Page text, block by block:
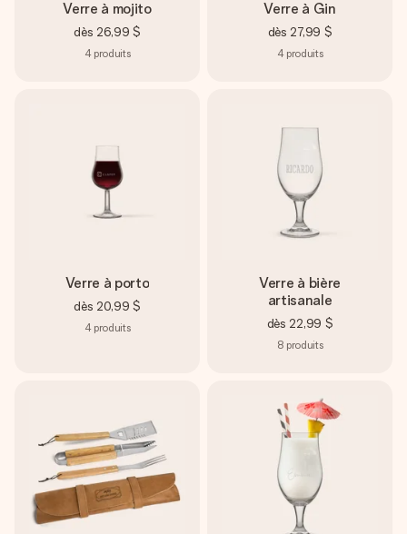
Verre à mojito
dès 26,99 $
4 produits
Verre à Gin
dès 27,99 $
4 produits
Verre à porto
dès 20,99 $
4 produits
Verre à bière
artisanale
dès 22,99 $
8 produits